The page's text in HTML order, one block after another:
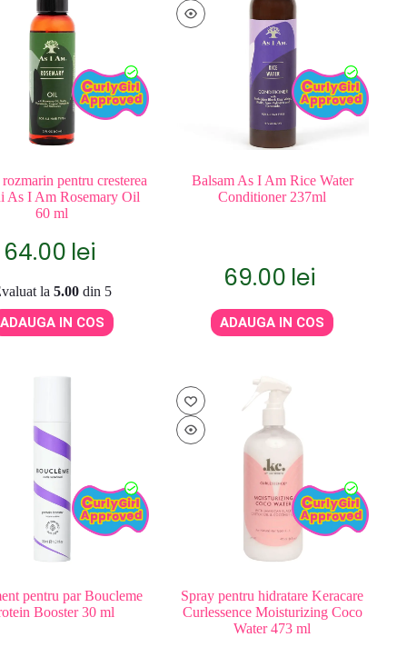
pentru cresterea
As I Am Rosemary Oil
60 ml
64.00 lei
la 5.00din 5
ADAUGA IN COS
Balsam As I Am Rice Water
Conditioner 237ml
69.00 lei
ADAUGA IN COS
pentru par Boucleme
Booster 30 ml
Spray pentru hidratare Keracare
Curlessence Moisturizing Coco
Water 473 ml